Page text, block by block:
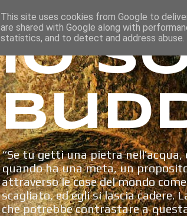
Io
“Se tu getti una pietra
quando ha una meta, un
attraverso le cose del mondo
scagliato, ed egli si lascia cadere.
che potrebbe contrastare a
This site uses cookies from Google to
are shared with Google along with
statistics, and to detect and address abuse.